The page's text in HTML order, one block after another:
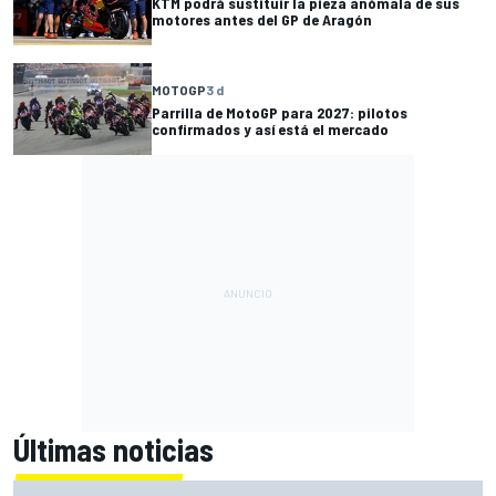
motores antes del GP de Aragón
MOTOGP3 d
Parrilla de MotoGP para 2027: pilotos
confirmados y así está el mercado
Últimas noticias